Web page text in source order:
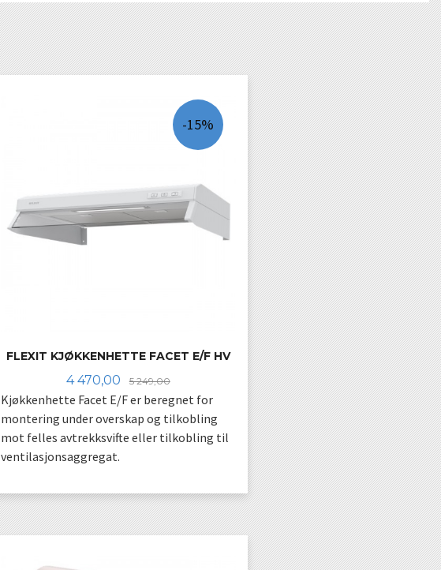
FLEXIT KJØKKENHETTE FACET E/F HV
Tilbud
4 470,00 5 249,00Rabatt
-15%
KJØP
Kjøkkenhette Facet E/F er beregnet for
montering under overskap og tilkobling
mot felles avtrekksvifte eller tilkobling til
ventilasjonsaggregat.